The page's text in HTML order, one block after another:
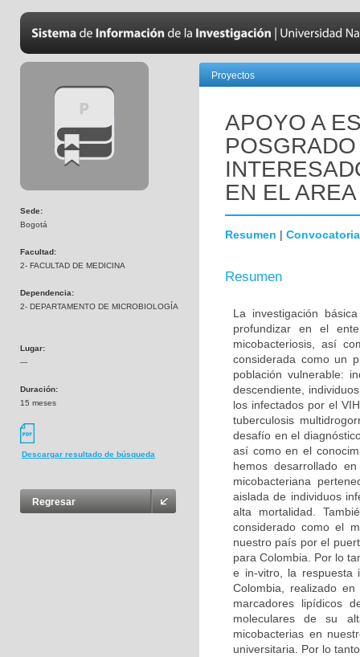
Sede:
Bogotá
Facultad:
2- FACULTAD DE MEDICINA
Dependencia:
2- DEPARTAMENTO DE MICROBIOLOGÍA
Lugar:
---
Duración:
15 meses
Descargar resultado de búsqueda
Regresar
Proyectos
APOYO A
EN EL
Resumen | Convocatoria
Resumen
La investigación
profundizar en el
micobacteriosis, así
considerada como un
población vulnerable:
descendiente,
los infectados por el
tuberculosis
desafío en el
así como en el
hemos desarrollado
micobacteriana
aislada de individuos
alta mortalidad.
considerado como el
nuestro país por el
para Colombia. Por lo
e in-vitro, la respuesta
Colombia, realizado
marcadores lipídicos
moleculares de su
micobacterias en
universitaria. Por lo